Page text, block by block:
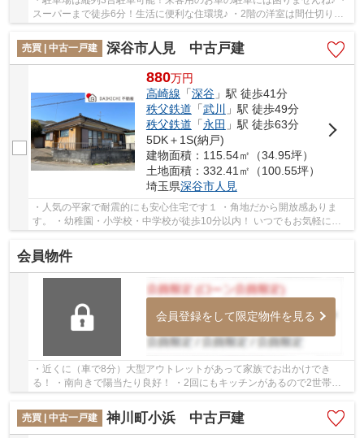
スーパーまで徒歩6分！生活に便利な住環境♪ ・2階の洋室は間仕切りで2
部屋に変更できます！ いつでもお気軽にお...
売買 | 中古一戸建
深谷市人見 中古戸建
880万円
高崎線 「深谷」駅 徒歩41分
秩父鉄道 「武川
」駅 徒歩49分
秩父鉄道 「永田 」駅 徒歩63分
5DK＋1S(納戸)
建物面積：115.54㎡（34.95坪）
土地面積：332.41㎡（100.55坪）
埼玉県深谷市人見
・人気の平家で耐震的にも安心住宅です１ ・角地だから開放感ありま
す。 ・幼稚園・小学校・中学校が徒歩10分以内！ いつでもお気軽にお
会員物件
会員登録をして限定物件を見る
・近くに（車で8分）大型アウトレットがあって家族でお出かけでき
る！ ・南向きで陽当たり良好！ ・2回にもキッチンがあるので2世帯に
売買 | 中古一戸建
神川町小浜 中古戸建